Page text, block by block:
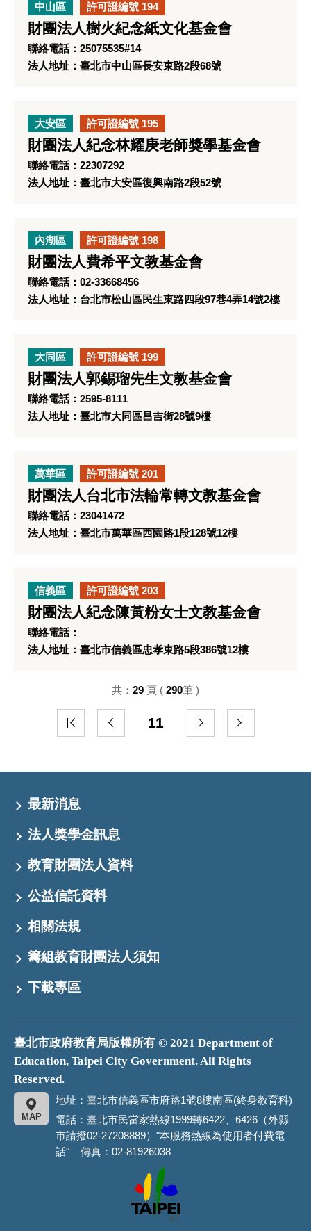
中山區 許可證編號 194
財團法人樹火紀念紙文化基金會
聯絡電話：25075535#14
法人地址：臺北市中山區長安東路2段68號
大安區 許可證編號 195
財團法人紀念林耀庚老師獎學基金會
聯絡電話：22307292
法人地址：臺北市大安區復興南路2段52號
內湖區 許可證編號 198
財團法人費希平文教基金會
聯絡電話：02-33668456
法人地址：台北市松山區民生東路四段97巷4弄14號2樓
大同區 許可證編號 199
財團法人郭錫瑠先生文教基金會
聯絡電話：2595-8111
法人地址：臺北市大同區昌吉街28號9樓
萬華區 許可證編號 201
財團法人台北市法輪常轉文教基金會
聯絡電話：23041472
法人地址：臺北市萬華區西園路1段128號12樓
信義區 許可證編號 203
財團法人紀念陳黃粉女士文教基金會
聯絡電話：
法人地址：臺北市信義區忠孝東路5段386號12樓
11
共： 29 頁 ( 290筆 )
最新消息
法人獎學金訊息
教育財團法人資料
公益信託資料
相關法規
籌組教育財團法人須知
下載專區
臺北市政府教育局版權所有 © 2021 Department of
Education, Taipei City Government. All Rights
Reserved.
地址：臺北市信義區市府路1號8樓南區(終身教育科)
MAP
電話：臺北市民當家熱線1999轉6422、6426（外縣
市請撥02-27208889）"本服務熱線為使用者付費電
話" 傳真：02-81926038
市
政